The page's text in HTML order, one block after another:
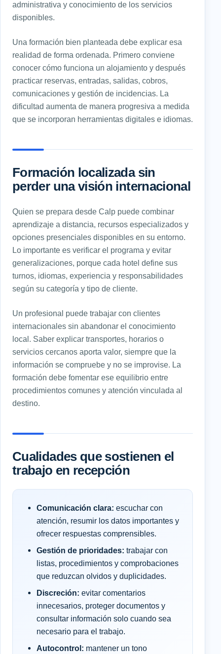
administrativa y conocimiento de los servicios
disponibles.
Una formación bien planteada debe explicar esa
realidad de forma ordenada. Primero conviene
conocer cómo funciona un alojamiento y después
practicar reservas, entradas, salidas, cobros,
comunicaciones y gestión de incidencias. La
dificultad aumenta de manera progresiva a medida
que se incorporan herramientas digitales e idiomas.
Formación localizada sin
perder una visión internacional
Quien se prepara desde Calp puede combinar
aprendizaje a distancia, recursos especializados y
opciones presenciales disponibles en su entorno.
Lo importante es verificar el programa y evitar
generalizaciones, porque cada hotel define sus
turnos, idiomas, experiencia y responsabilidades
según su categoría y tipo de cliente.
Un profesional puede trabajar con clientes
internacionales sin abandonar el conocimiento
local. Saber explicar transportes, horarios o
servicios cercanos aporta valor, siempre que la
información se compruebe y no se improvise. La
formación debe fomentar ese equilibrio entre
procedimientos comunes y atención vinculada al
destino.
Cualidades que sostienen el
trabajo en recepción
Comunicación clara: escuchar con
atención, resumir los datos importantes y
ofrecer respuestas comprensibles.
Gestión de prioridades: trabajar con
listas, procedimientos y comprobaciones
que reduzcan olvidos y duplicidades.
Discreción: evitar comentarios
innecesarios, proteger documentos y
consultar información solo cuando sea
necesario para el trabajo.
Autocontrol: mantener un tono